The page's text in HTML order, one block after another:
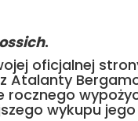
.
oficjalnej
Atalanty
wykupu